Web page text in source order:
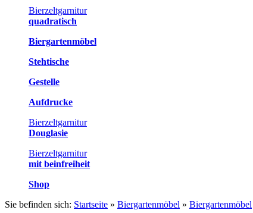
Bierzeltgarnitur
quadratisch
Biergartenmöbel
Stehtische
Gestelle
Aufdrucke
Bierzeltgarnitur
Douglasie
Bierzeltgarnitur
mit beinfreiheit
Shop
Sie befinden sich: Startseite » Biergartenmöbel » Biergartenmöbel